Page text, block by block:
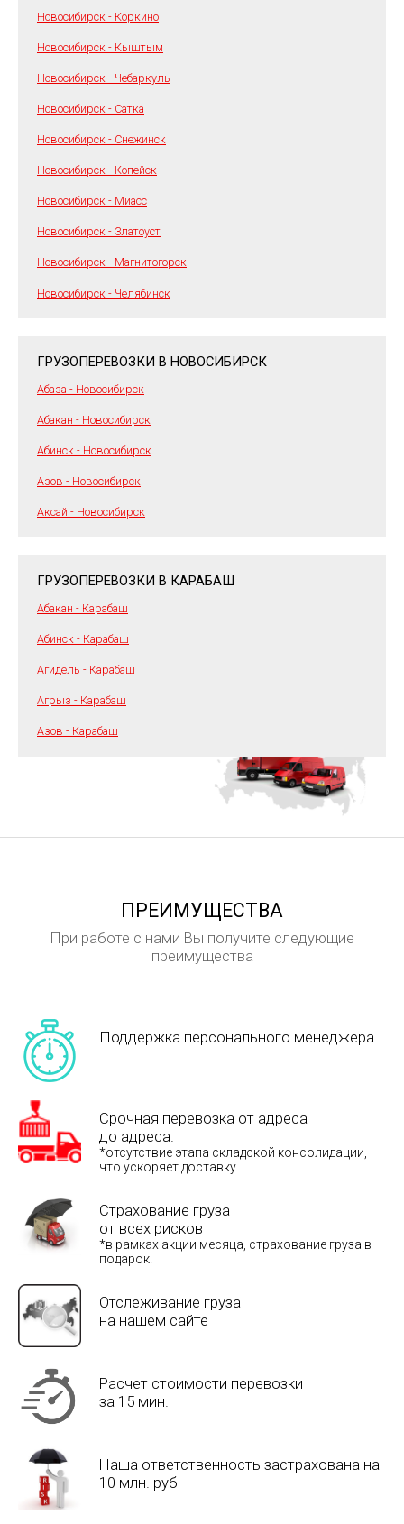
Новосибирск - Коркино
Новосибирск - Кыштым
Новосибирск - Чебаркуль
Новосибирск - Сатка
Новосибирск - Снежинск
Новосибирск - Копейск
Новосибирск - Миасс
Новосибирск - Златоуст
Новосибирск - Магнитогорск
Новосибирск - Челябинск
ГРУЗОПЕРЕВОЗКИ В НОВОСИБИРСК
Абаза - Новосибирск
Абакан - Новосибирск
Абинск - Новосибирск
Азов - Новосибирск
Аксай - Новосибирск
ГРУЗОПЕРЕВОЗКИ В КАРАБАШ
Абакан - Карабаш
Абинск - Карабаш
Агидель - Карабаш
Агрыз - Карабаш
Азов - Карабаш
ПРЕИМУЩЕСТВА
При работе с нами Вы получите следующие
преимущества
Поддержка персонального менеджера
Срочная перевозка от адреса
до адреса.
*отсутствие этапа складской консолидации,
что ускоряет доставку
Страхование груза
от всех рисков
*в рамках акции месяца, страхование груза в
подарок!
Отслеживание груза
на нашем сайте
Расчет стоимости перевозки
за 15 мин.
Наша ответственность застрахована на
10 млн. руб